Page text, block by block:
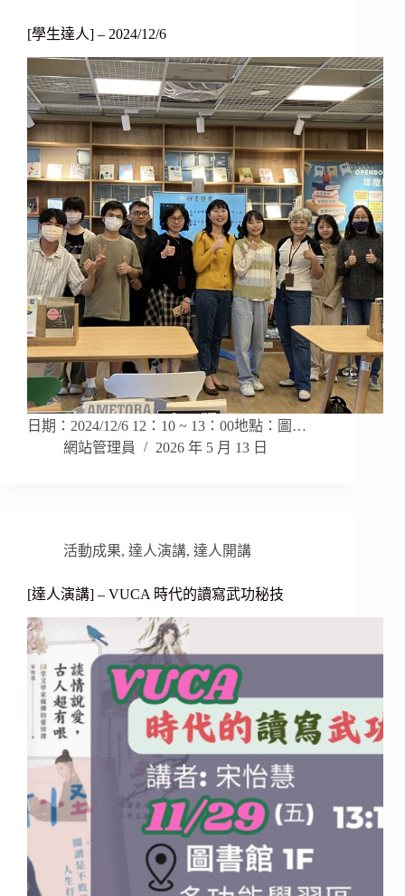
[學生達人] – 2024/12/6
日期：2024/12/6 12：10 ~ 13：00地點：圖…
網站管理員
2026 年 5 月 13 日
活動成果, 達人演講, 達人開講
[達人演講] – VUCA 時代的讀寫武功秘技